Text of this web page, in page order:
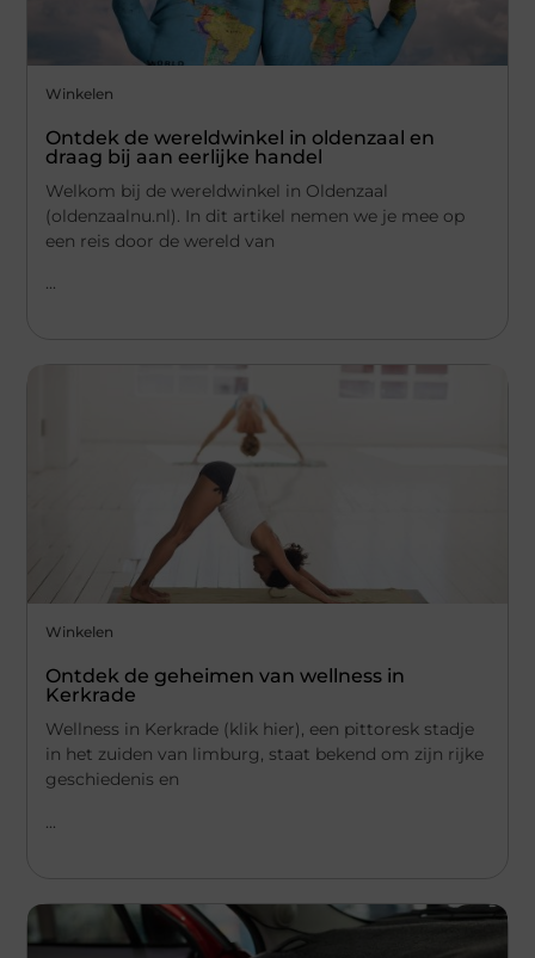
Winkelen
Ontdek de wereldwinkel in oldenzaal en
draag bij aan eerlijke handel
Welkom bij de wereldwinkel in Oldenzaal
(oldenzaalnu.nl). In dit artikel nemen we je mee op
een reis door de wereld van
...
Winkelen
Ontdek de geheimen van wellness in
Kerkrade
Wellness in Kerkrade (klik hier), een pittoresk stadje
in het zuiden van limburg, staat bekend om zijn rijke
geschiedenis en